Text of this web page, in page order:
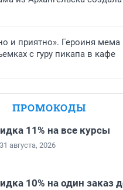
и приятно». Героиня мема
с гуру пикапа в кафе
ПРОМОКОДЫ
11% на все курсы
августа, 2026
10% на один заказ